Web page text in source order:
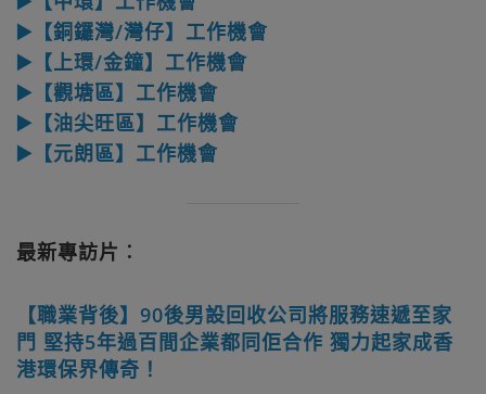
▶️【銅鑼灣/灣仔】工作機會
▶️【上環/金鐘】工作機會
▶️【觀塘區】工作機會
▶️【油尖旺區】工作機會
▶️【元朗區】工作機會
最新專訪片︰
【職業背後】90後男設回收公司將服務速遞至家
門 堅持5年過百間企業都同佢合作 獨力起家成香
港環保界傳奇！